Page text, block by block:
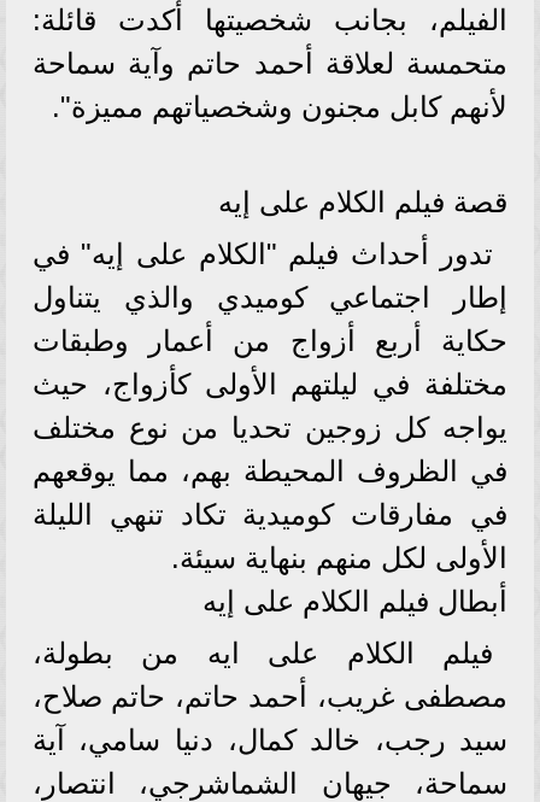
الفيلم، بجانب شخصيتها أكدت قائلة:
متحمسة لعلاقة أحمد حاتم وآية سماحة
لأنهم كابل مجنون وشخصياتهم مميزة".
قصة فيلم الكلام على إيه
تدور أحداث فيلم "الكلام على إيه" في
إطار اجتماعي كوميدي والذي يتناول
حكاية أربع أزواج من أعمار وطبقات
مختلفة في ليلتهم الأولى كأزواج، حيث
يواجه كل زوجين تحديا من نوع مختلف
في الظروف المحيطة بهم، مما يوقعهم
في مفارقات كوميدية تكاد تنهي الليلة
الأولى لكل منهم بنهاية سيئة.
أبطال فيلم الكلام على إيه
فيلم الكلام على ايه من بطولة،
مصطفى غريب، أحمد حاتم، حاتم صلاح،
سيد رجب، خالد كمال، دنيا سامي، آية
سماحة، جيهان الشماشرجي، انتصار،